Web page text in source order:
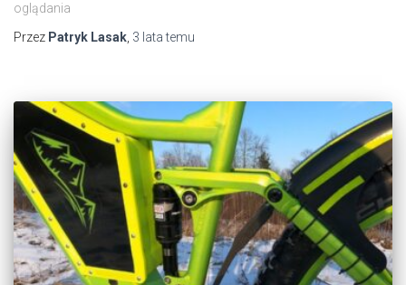
oglądania
Przez Patryk Lasak, 3 latatemu